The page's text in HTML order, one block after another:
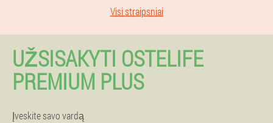
Visi straipsniai
UŽSISAKYTI OSTELIFE
PREMIUM PLUS
Įveskite savo vardą